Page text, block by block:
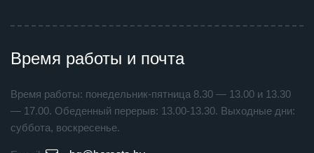
Время работы и почта
Время работы: понедельник-пятница 8.30 — 13.00 и 13.30
— 17.00. Обеденный перерыв: 13.00-13.30. Выходные дни:
суббота, воскресенье.